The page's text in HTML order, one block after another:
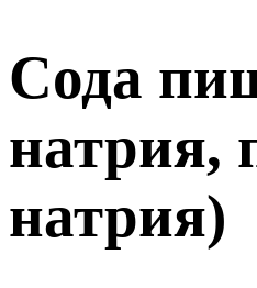
Сода
натрия,
натрия)